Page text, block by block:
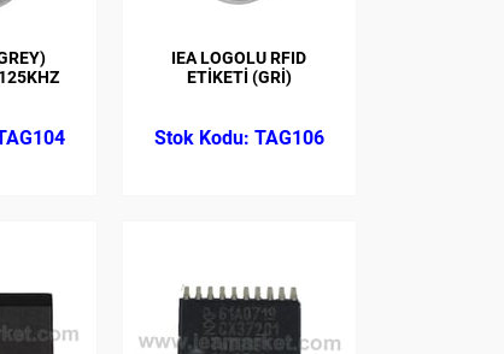
IEA LOGOLU RFID
ETİKETİ (GRİ)
TAG106